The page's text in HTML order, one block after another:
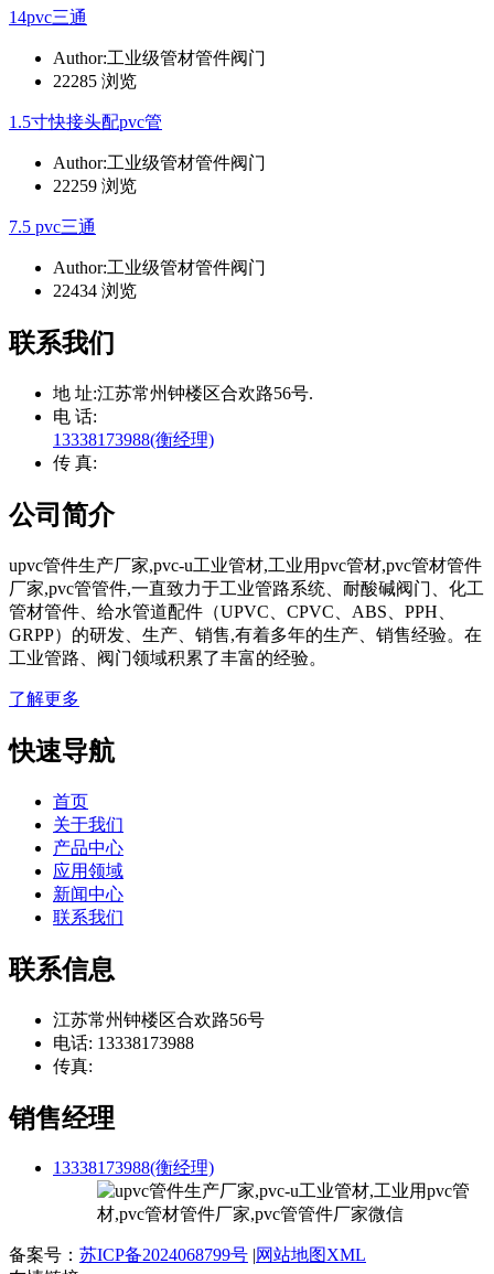
14pvc三通
Author:工业级管材管件阀门
22285 浏览
1.5寸快接头配pvc管
Author:工业级管材管件阀门
22259 浏览
7.5 pvc三通
Author:工业级管材管件阀门
22434 浏览
联系我们
地 址:江苏常州钟楼区合欢路56号.
电 话:
13338173988(衡经理)
传 真:
公司简介
upvc管件生产厂家,pvc-u工业管材,工业用pvc管材,pvc管材管件
厂家,pvc管管件,一直致力于工业管路系统、耐酸碱阀门、化工
管材管件、给水管道配件（UPVC、CPVC、ABS、PPH、
GRPP）的研发、生产、销售,有着多年的生产、销售经验。在
工业管路、阀门领域积累了丰富的经验。
了解更多
快速导航
首页
关于我们
产品中心
应用领域
新闻中心
联系我们
联系信息
江苏常州钟楼区合欢路56号
电话: 13338173988
传真:
销售经理
13338173988(衡经理)
备案号： 苏ICP备2024068799号 |网站地图XML